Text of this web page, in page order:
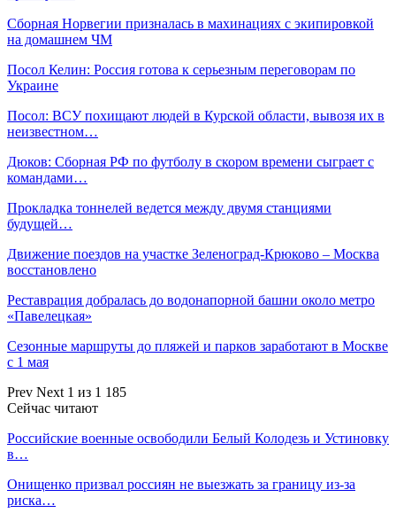
Сборная Норвегии призналась в махинациях с экипировкой
на домашнем ЧМ
Посол Келин: Россия готова к серьезным переговорам по
Украине
Посол: ВСУ похищают людей в Курской области, вывозя их в
неизвестном…
Дюков: Сборная РФ по футболу в скором времени сыграет с
командами…
Прокладка тоннелей ведется между двумя станциями
будущей…
Движение поездов на участке Зеленоград-Крюково – Москва
восстановлено
Реставрация добралась до водонапорной башни около метро
«Павелецкая»
Сезонные маршруты до пляжей и парков заработают в Москве
с 1 мая
Prev Next 1 из 1 185
Сейчас читают
Российские военные освободили Белый Колодезь и Устиновку
в…
Онищенко призвал россиян не выезжать за границу из-за
риска…